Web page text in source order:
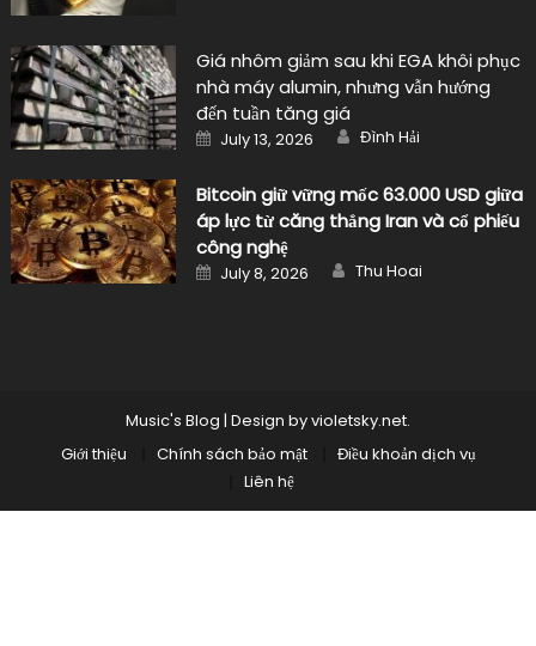
Giá nhôm giảm sau khi EGA khôi phục
nhà máy alumin, nhưng vẫn hướng
đến tuần tăng giá
Posted
on
July 13, 2026 Author
Đình Hải
Bitcoin giữ vững mốc 63.000 USD giữa
áp lực từ căng thẳng Iran và cổ phiếu
công nghệ
Posted
on
July 8, 2026 Author
Thu Hoai
Music's Blog | Design byvioletsky.net.
Giới thiệu
Chính sách bảo mật
Điều khoản dịch vụ
Liên hệ